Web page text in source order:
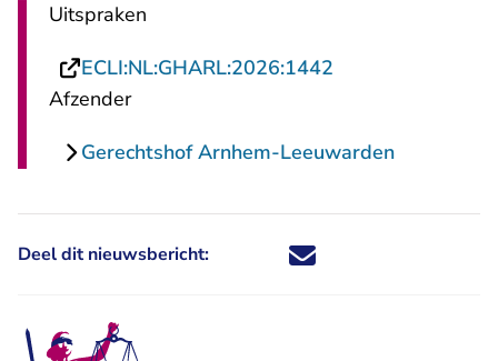
Uitspraken
ECLI:NL:GHARL:2026:1442
Afzender
Gerechtshof Arnhem-Leeuwarden
Deel dit nieuwsbericht: Deel dit nieuwsbericht via X -
Deel dit nieuwsbericht via
Deel dit nieuwsbericht
Deel dit